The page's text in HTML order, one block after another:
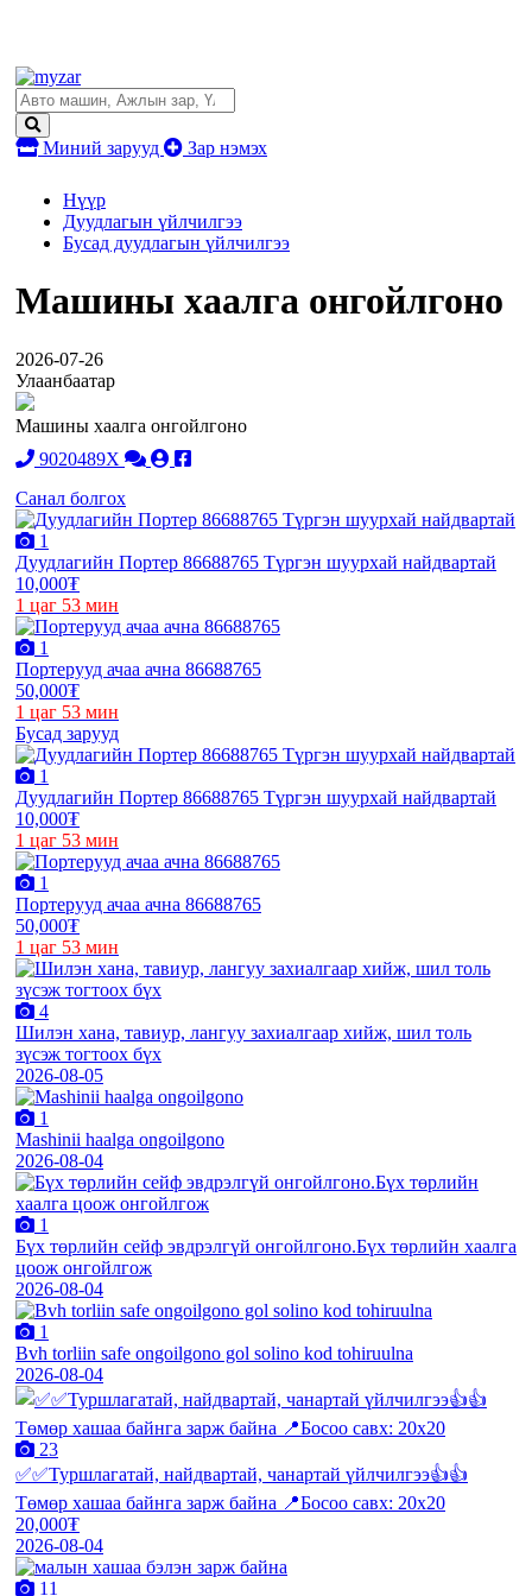
Миний зарууд Зар нэмэх
Нүүр
Дуудлагын үйлчилгээ
Бусад дуудлагын үйлчилгээ
Машины хаалга онгойлгоно
2026-07-26
Улаанбаатар
Машины хаалга онгойлгоно
9020489X
Санал болгох
1
Дуудлагийн Портер 86688765 Түргэн шуурхай найдвартай
10,000₮
1 цаг 53 мин
1
Портерууд ачаа ачна 86688765
50,000₮
1 цаг 53 мин
Бусад зарууд
1
Дуудлагийн Портер 86688765 Түргэн шуурхай найдвартай
10,000₮
1 цаг 53 мин
1
Портерууд ачаа ачна 86688765
50,000₮
1 цаг 53 мин
4
Шилэн хана, тавиур, лангуу захиалгаар хийж, шил толь
зүсэж тогтоох бүх
2026-08-05
1
Mashinii haalga ongoilgono
2026-08-04
1
Бүх төрлийн сейф эвдрэлгүй онгойлгоно.Бүх төрлийн хаалга
цоож онгойлгож
2026-08-04
1
Bvh torliin safe ongoilgono gol solino kod tohiruulna
2026-08-04
23
✅✅Туршлагатай, найдвартай, чанартай үйлчилгээ👍👍
Төмөр хашаа байнга зарж байна 📍Босоо савх: 20х20
20,000₮
2026-08-04
11